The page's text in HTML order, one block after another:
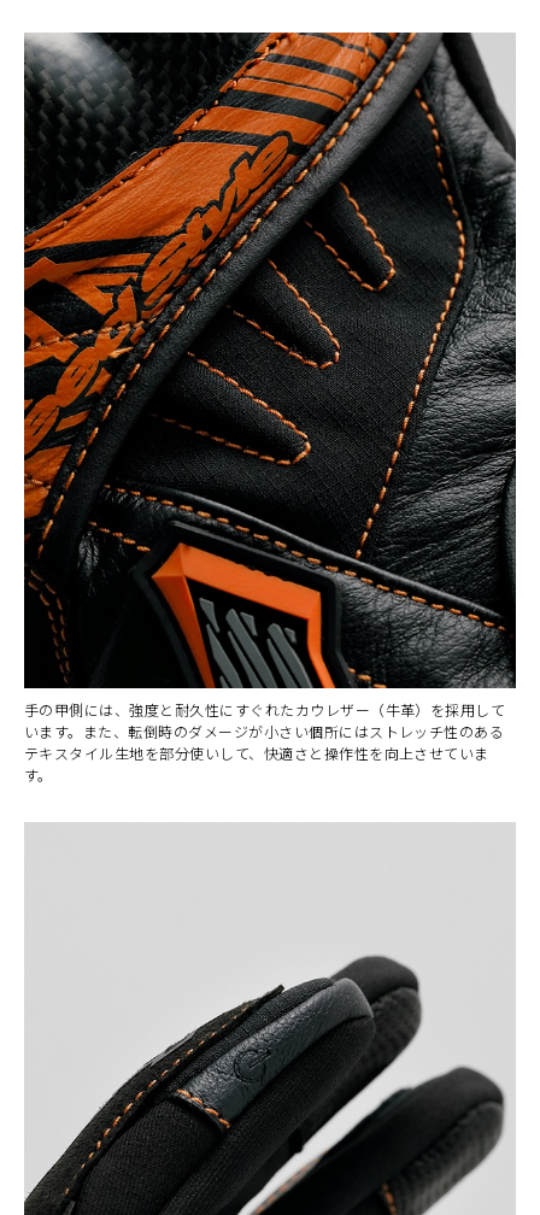
手の甲側には、強度と耐久性にすぐれたカウレザー（牛革）を採用して
います。また、転倒時のダメージが小さい個所にはストレッチ性のある
テキスタイル生地を部分使いして、快適さと操作性を向上させていま
す。
BLACK/WHITE OR
ANGE STITCH
L
¥14,190(税込)
カートに入れる
BLACK/WHITE OR
ANGE STITCH
LL
¥14,190(税込)
カートに入れる